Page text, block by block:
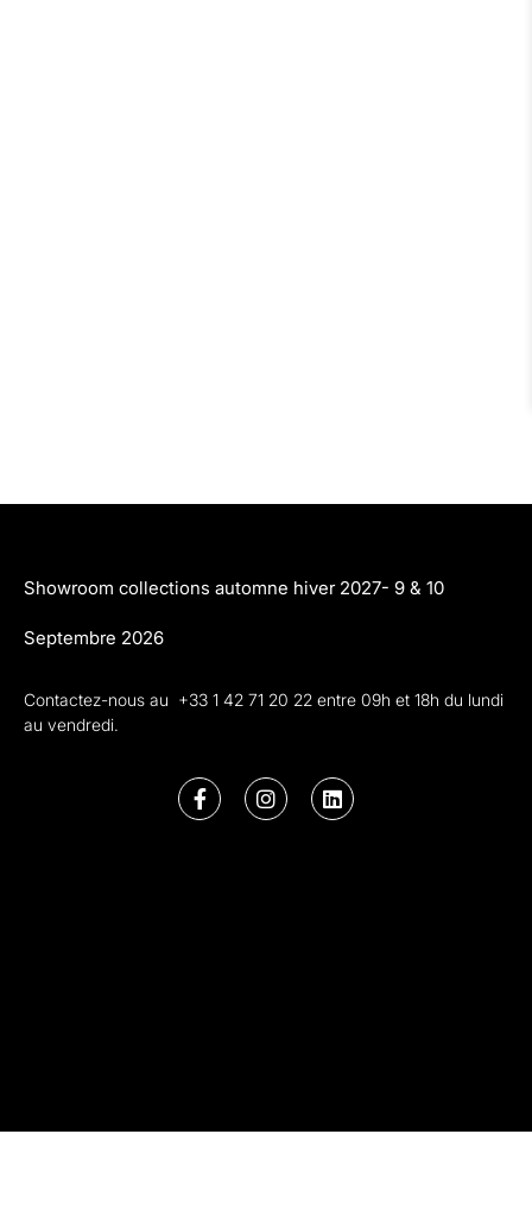
Showroom collections automne hiver 2027- 9 & 10
Septembre 2026
Contactez-nous au +33 1 42 71 20 22 entre 09h et 18h du lundi
au vendredi.